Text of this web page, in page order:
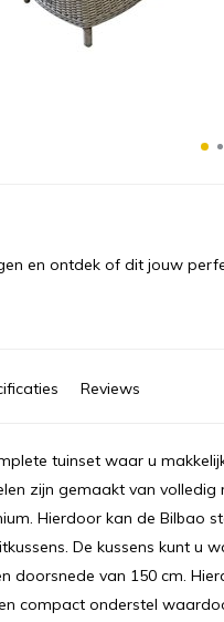
en ontdek of dit jouw
Reviews
tuinset waar u
zijn gemaakt van
Hierdoor kan de Bilbao
De kussens kunt u
doorsnede van 150 cm.
compact onderstel